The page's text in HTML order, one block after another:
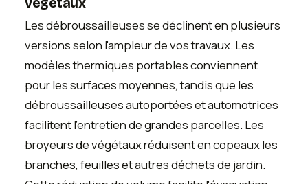
Les débroussailleuses se déclinent en plusieurs
versions selon l'ampleur de vos travaux. Les
modèles thermiques portables conviennent
pour les surfaces moyennes, tandis que les
débroussailleuses autoportées et automotrices
facilitent l'entretien de grandes parcelles. Les
broyeurs de végétaux réduisent en copeaux les
branches, feuilles et autres déchets de jardin.